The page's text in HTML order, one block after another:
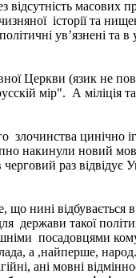
історії та
ув’язнені
Церкви (язик не
мір". А міліція
злочинства
накинули новий
раз відвідує
що нині
держави такої
посадовцями
а ,найперше,
ані мовні